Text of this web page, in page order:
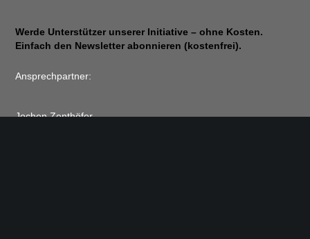
Werde Unterstützer unserer Initiative – ohne Kosten.
Einfach den Newsletter abonnieren (kostenfrei).
Ansprechpartner:
Jochen Zenthöfer